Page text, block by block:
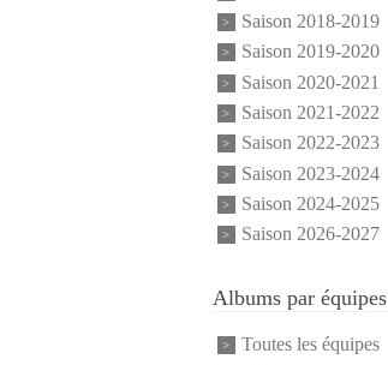
Saison 2018-2019
Saison 2019-2020
Saison 2020-2021
Saison 2021-2022
Saison 2022-2023
Saison 2023-2024
Saison 2024-2025
Saison 2026-2027
Albums par équipes
Toutes les équipes